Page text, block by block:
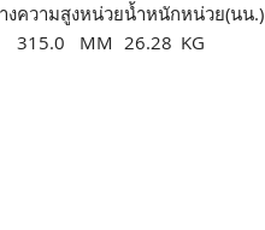
งความสูงหน่วยน้ำหนักหน่วย(นน.)
315.0 MM 26.28 KG